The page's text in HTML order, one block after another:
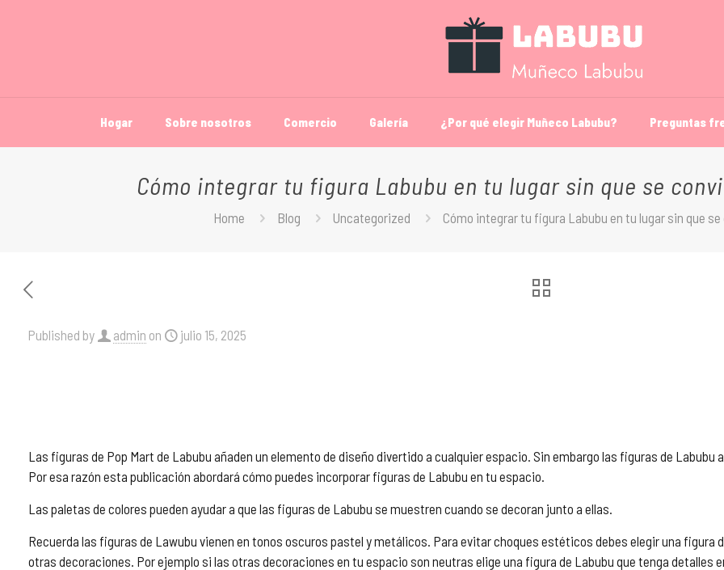
Hogar Sobre nosotros Comercio Galería ¿Por qué elegir Muñeco Labubu? Preguntas
Cómo integrar tu figura Labubu en tu lugar sin que se
Home Blog Uncategorized Cómo integrar tu figura Labubu en tu lugar sin que
Published by admin on julio 15, 2025
Las figuras de Pop Mart de Labubu añaden un elemento de diseño divertido a cualquier espacio. Sin embargo las figuras de
Por esa razón esta publicación abordará cómo puedes incorporar figuras de Labubu en tu espacio.
Las paletas de colores pueden ayudar a que las figuras de Labubu se muestren cuando se decoran junto a ellas.
Recuerda las figuras de Lawubu vienen en tonos oscuros pastel y metálicos. Para evitar choques estéticos debes elegir una figura
otras decoraciones. Por ejemplo si las otras decoraciones en tu espacio son neutras elige una figura de Labubu que tenga